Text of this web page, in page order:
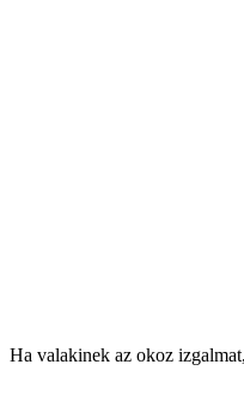
Ha valakinek az okoz